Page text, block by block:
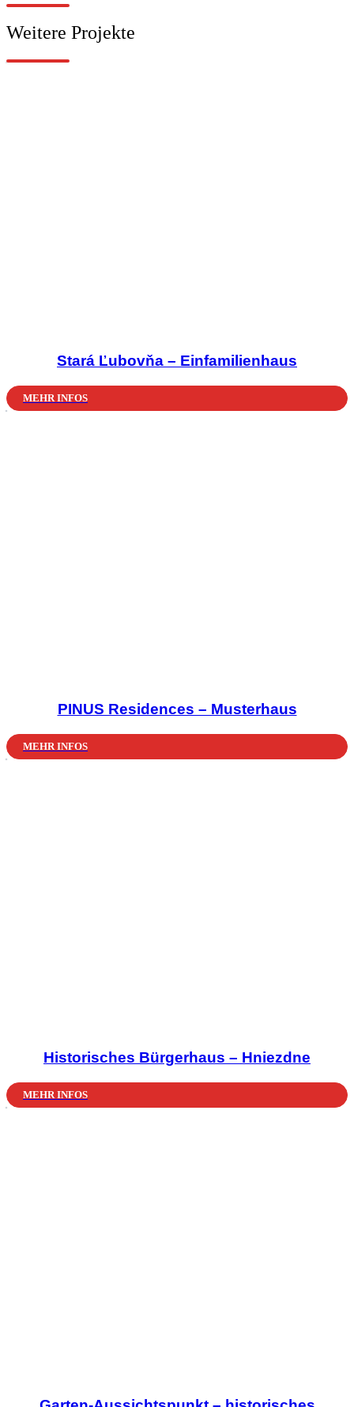
Weitere Projekte
Stará Ľubovňa – Einfamilienhaus
MEHR INFOS
PINUS Residences – Musterhaus
MEHR INFOS
Historisches Bürgerhaus – Hniezdne
MEHR INFOS